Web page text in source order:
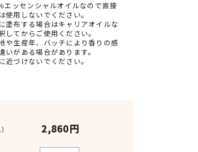
エッセンシャルオイルなので直接
使用しないでください。
塗布する場合はキャリアオイルな
してからご使用ください。
や生産年、バッチにより香りの感
いがある場合があります。
近づけないでください。
2,860円